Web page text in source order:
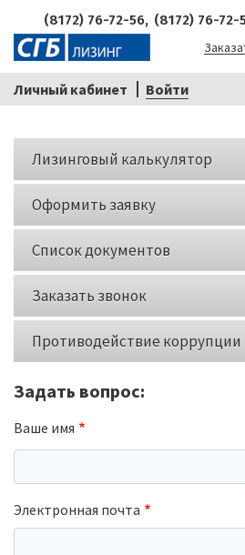
(8172) 76-72-56, (8172) 76-72-
Личный кабинет Войти
Кнопки
слева
Лизинговый калькулятор
Оформить заявку
Список документов
Заказать звонок
Противодействие коррупции
Задать вопрос:
Ваше имя
Электронная почта